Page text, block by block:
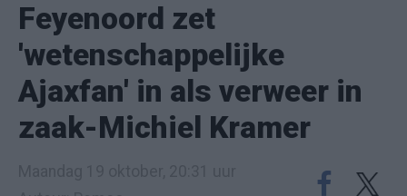
Feyenoord zet
'wetenschappelijke
Ajaxfan' in als verweer in
zaak-Michiel Kramer